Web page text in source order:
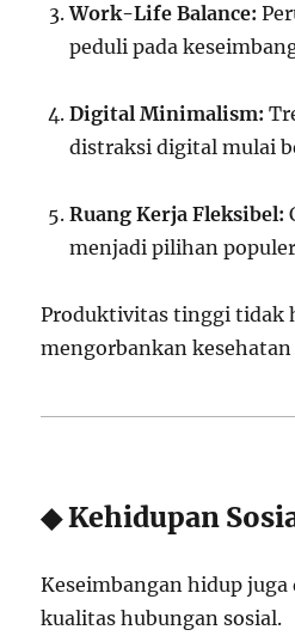
Work-Life Balance:
peduli pada
Digital Minimalism:
distraksi digital mulai
Ruang Kerja Fleksibel:
menjadi pilihan
Produktivitas tinggi tidak
mengorbankan
◆ Kehidupan
Keseimbangan hidup
kualitas hubungan sosial.